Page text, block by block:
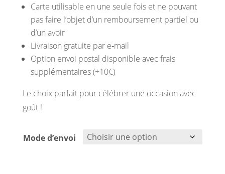
Carte utilisable en une seule fois et ne pouvant
pas faire l’objet d’un remboursement partiel ou
d’un avoir
Livraison gratuite par e‑mail
Option envoi postal disponible avec frais
supplémentaires (+10€)
Le choix parfait pour célébrer une occasion avec
goût !
Mode d’envoi